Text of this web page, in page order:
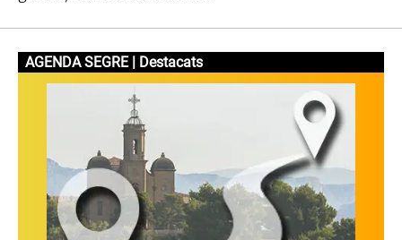
AGENDA SEGRE | Destacats